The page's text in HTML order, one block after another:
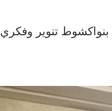
بنواكشوط تنوير وفكري